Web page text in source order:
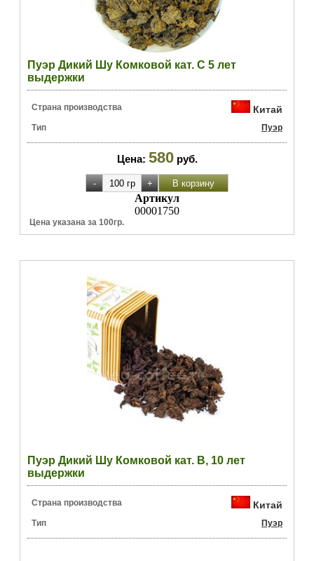
Пуэр Дикий Шу Комковой кат. С 5 лет
выдержки
Страна производства Китай
Тип Пуэр
Цена: 580 руб.
Артикул
00001750
Цена указана за 100гр.
Пуэр Дикий Шу Комковой кат. B, 10 лет
выдержки
Страна производства Китай
Тип Пуэр